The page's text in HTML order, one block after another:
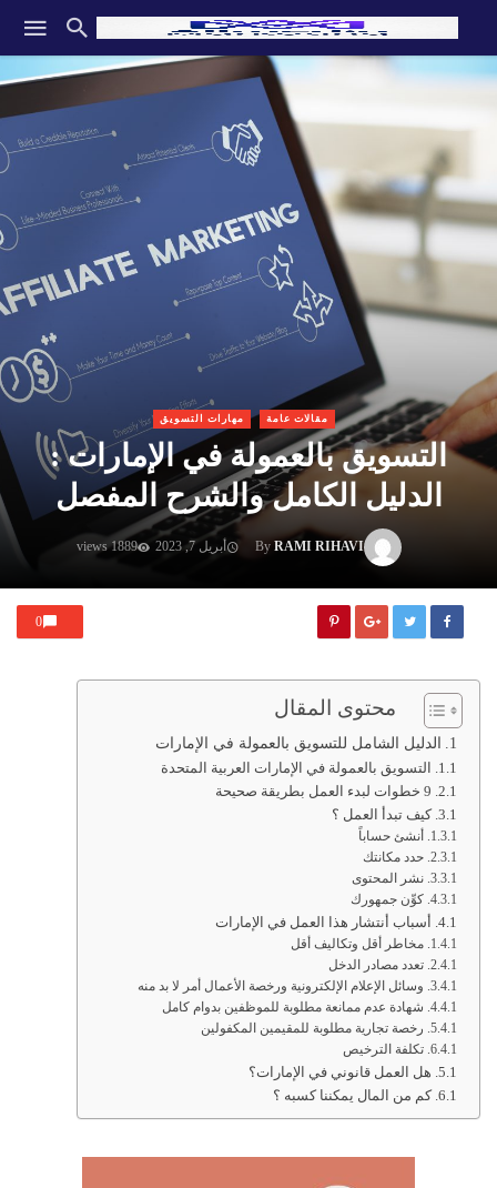
مقالات عامة مهارات التسويق
التسويق بالعمولة في الإمارات :
الدليل الكامل والشرح المفصل
By RAMI RIHAVI أبريل 7, 2023 1889 views
0
محتوى المقال
الدليل الشامل للتسويق بالعمولة في الإمارات
التسويق بالعمولة في الإمارات العربية المتحدة
9 خطوات لبدء العمل بطريقة صحيحة
كيف تبدأ العمل ؟
أنشئ حساباً
حدد مكانتك
نشر المحتوى
كوِّن جمهورك
أسباب أنتشار هذا العمل في الإمارات
مخاطر أقل وتكاليف أقل
تعدد مصادر الدخل
وسائل الإعلام الإلكترونية ورخصة الأعمال أمر لا بد منه
شهادة عدم ممانعة مطلوبة للموظفين بدوام كامل
رخصة تجارية مطلوبة للمقيمين المكفولين
تكلفة الترخيص
هل العمل قانوني في الإمارات؟
كم من المال يمكننا كسبه ؟